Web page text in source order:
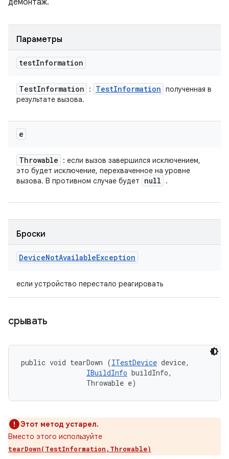
демонтаж.
Параметры
testInformation
TestInformation : TestInformation полученная в
результате вызова.
e
Throwable
: если вызов завершился исключением,
это будет исключение, перехваченное на уровне
вызова. В противном случае будет
null .
Броски
DeviceNotAvailableException
если устройство перестало реагировать
срывать
public void tearDown (ITestDevice device,
IBuildInfo buildInfo,
                Throwable e)
Этот метод устарел.
Вместо этого используйте
tearDown(TestInformation,Throwable)